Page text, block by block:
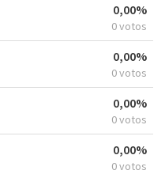
0,00%
0 votos
0,00%
0 votos
0,00%
0 votos
0,00%
0 votos